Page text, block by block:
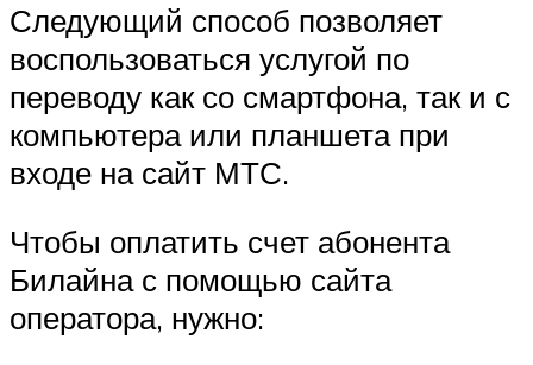
Следующий способ позволяет
воспользоваться услугой по
переводу как со смартфона, так и с
компьютера или планшета при
входе на сайт МТС.
Чтобы оплатить счет абонента
Билайна с помощью сайта
оператора, нужно: